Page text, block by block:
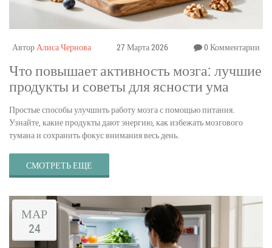
АвторАлиса Чернова 27 Марта 2026 0 Комментарии
Что повышает активность мозга: лучшие
продукты и советы для ясности ума
Простые способы улучшить работу мозга с помощью питания.
Узнайте, какие продукты дают энергию, как избежать мозгового
тумана и сохранить фокус внимания весь день.
СМОТРЕТЬ ЕЩЕ
МАР
24